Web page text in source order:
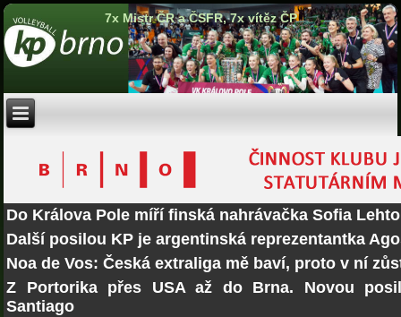
7x Mistr ČR a ČSFR, 7x vítěz ČP
Do Králova Pole míří finská nahrávačka Sofia Lehto
Další posilou KP je argentinská reprezentantka
Noa de Vos: Česká extraliga mě baví, proto v ní
Z Portorika přes USA až do Brna. Novou
Santiago